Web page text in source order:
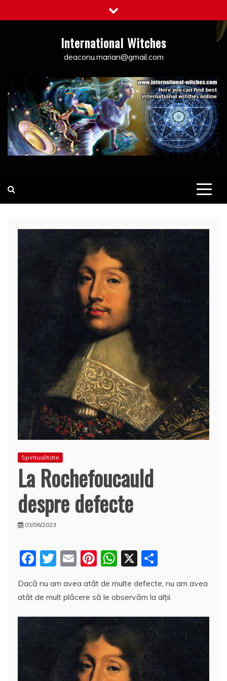
to
International Witches
deaconu.marian@gmail.com
Spiritualitate
La Rochefoucauld
despre defecte
03/06/2023
F
c
e
b
o
T
itt
er
E
ai
l
Pi
er
e
st
W
at
s
A
p
p
X
rt
aj
e
ă
Dacă nu am avea atât de multe defecte, nu am avea
atât de mult plăcere să le observăm la alţii.